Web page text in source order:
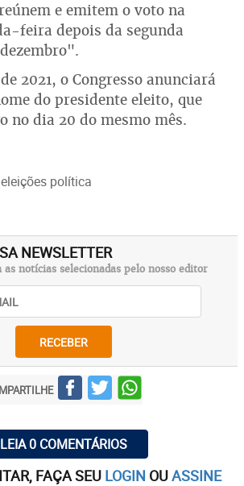
e emitem o voto na
feira depois da segunda
2021, o Congresso anunciará
do presidente eleito, que
no dia 20 do mesmo mês.
política
NEWSLETTER
as notícias selecionadas pelo nosso editor
RECEBER
LEIA 0 COMENTÁRIOS
FAÇA SEU LOGIN OUASSINE